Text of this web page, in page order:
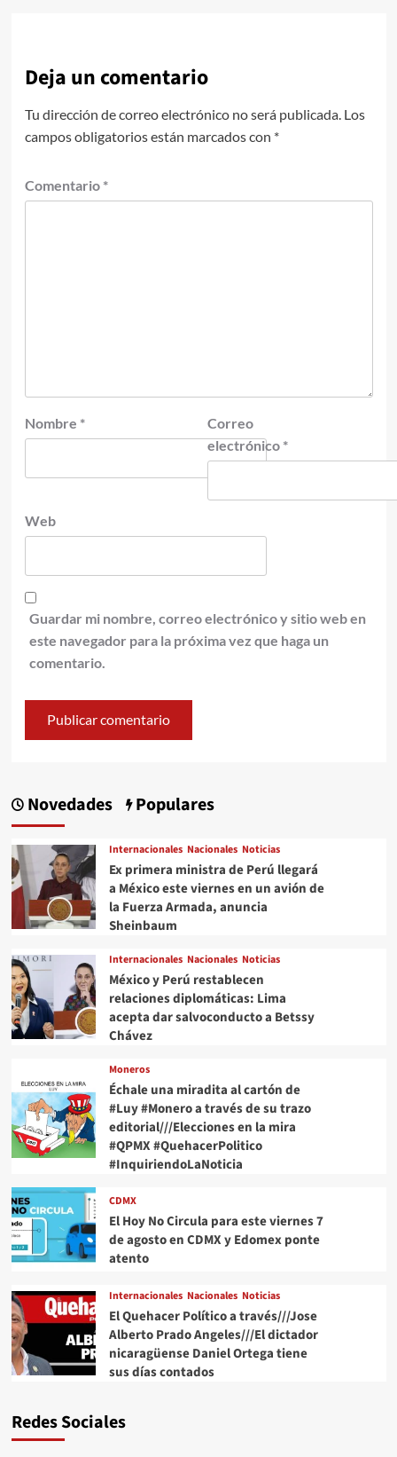
Deja un comentario
Tu dirección de correo electrónico no será publicada. Los
campos obligatorios están marcados con *
Comentario *
Nombre *
Correo
electrónico *
Web
Guardar mi nombre, correo electrónico y sitio web en
este navegador para la próxima vez que haga un
comentario.
Novedades Populares
Internacionales Nacionales Noticias
Ex primera ministra de Perú llegará
a México este viernes en un avión de
la Fuerza Armada, anuncia
Sheinbaum
Internacionales Nacionales Noticias
México y Perú restablecen
relaciones diplomáticas: Lima
acepta dar salvoconducto a Betssy
Chávez
Moneros
Échale una miradita al cartón de
#Luy #Monero a través de su trazo
editorial///Elecciones en la mira
#QPMX #QuehacerPolitico
#InquiriendoLaNoticia
CDMX
El Hoy No Circula para este viernes 7
de agosto en CDMX y Edomex ponte
atento
Internacionales Nacionales Noticias
El Quehacer Político a través///Jose
Alberto Prado Angeles///El dictador
nicaragüense Daniel Ortega tiene
sus días contados
Redes Sociales